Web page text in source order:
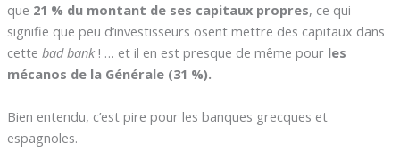
que 21 % du montant de ses capitaux propres, ce qui
signifie que peu d’investisseurs osent mettre des capitaux dans
cette bad bank ! … et il en est presque de même pour les
mécanos de la Générale (31 %).
Bien entendu, c’est pire pour les banques grecques et
espagnoles.